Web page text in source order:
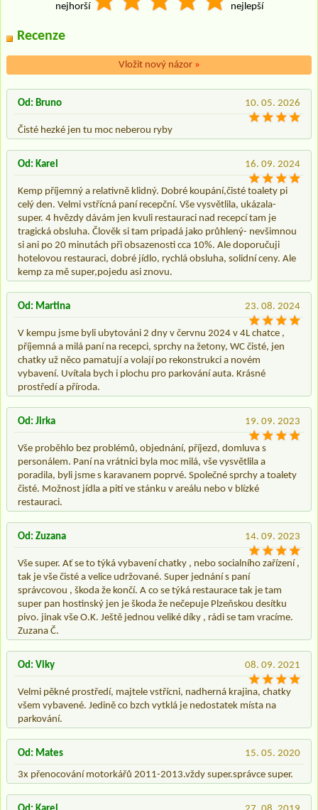
nejhorší nejlepší
Recenze
Vložit nový názor »
10. 05. 2026
Od: Bruno
Čisté hezké jen tu moc neberou ryby
16. 09. 2024
Od: Karel
Kemp příjemný a relativně klidný. Dobré koupání,čisté toalety pi
celý den. Velmi vstřícná paní recepční. Vše vysvětlila, ukázala-
super. 4 hvězdy dávám jen kvuli restauraci nad recepcí tam je
tragická obsluha. Člověk si tam pripadá jako průhlený- nevšimnou
si ani po 20 minutách při obsazenosti cca 10%. Ale doporučuji
hotelovou restauraci, dobré jídlo, rychlá obsluha, solidní ceny. Ale
kemp za mě super,pojedu asi znovu.
23. 08. 2024
Od: Martina
V kempu jsme byli ubytováni 2 dny v červnu 2024 v 4L chatce ,
příjemná a milá paní na recepci, sprchy na žetony, WC čisté, jen
chatky už něco pamatují a volají po rekonstrukci a novém
vybavení. Uvítala bych i plochu pro parkování auta. Krásné
prostředí a příroda.
19. 09. 2023
Od: Jirka
Vše proběhlo bez problémů, objednání, příjezd, domluva s
personálem. Paní na vrátnici byla moc milá, vše vysvětlila a
poradila, byli jsme s karavanem poprvé. Společné sprchy a toalety
čisté. Možnost jídla a pití ve stánku v areálu nebo v blízké
restauraci.
14. 09. 2023
Od: Zuzana
Vše super. Ať se to týká vybavení chatky , nebo socialního zařízení ,
tak je vše čisté a velice udržované. Super jednání s paní
správcovou , škoda že končí. A co se týká restaurace tak je tam
super pan hostinský jen je škoda že nečepuje Plzeňskou desítku
pivo. jinak vše O.K. Ještě jednou veliké díky , rádi se tam vracíme.
Zuzana Č.
08. 09. 2021
Od: Viky
Velmi pěkné prostředí, majtele vstřícni, nadherná krajina, chatky
všem vybavené. Jedině co bzch vytklá je nedostatek místa na
parkování.
15. 05. 2020
Od: Mates
3x přenocování motorkářů 2011-2013.vždy super.správce super.